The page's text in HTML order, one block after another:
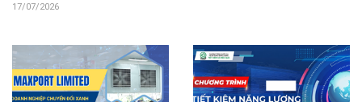
17/07/2026